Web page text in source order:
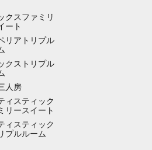
クスファミリ
ート
リアトリプル
クストリプル
人房
ィスティック
リースイート
ィスティック
プルルーム